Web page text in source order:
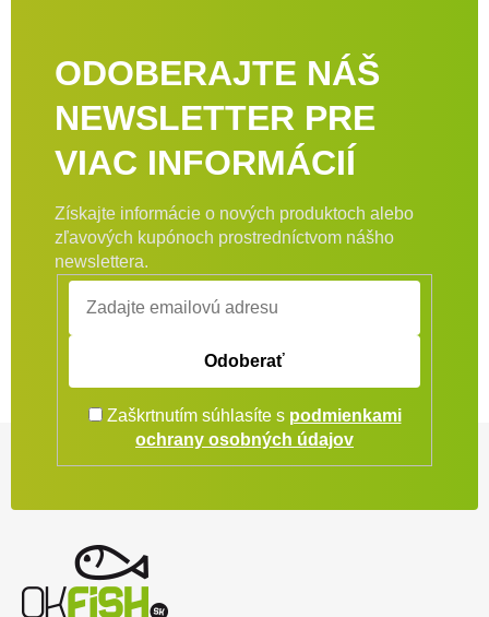
ODOBERAJTE NÁŠ
NEWSLETTER PRE
VIAC INFORMÁCIÍ
Získajte informácie o nových produktoch alebo
zľavových kupónoch prostredníctvom nášho
newslettera.
Odoberať
Zaškrtnutím súhlasíte s podmienkami
ochrany osobných údajov